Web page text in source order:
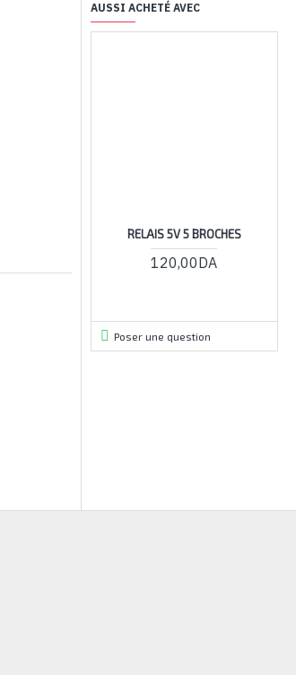
AUSSI ACHETÉ AVEC
RELAIS 5V 5 BROCHES
120,00DA
Poser une question